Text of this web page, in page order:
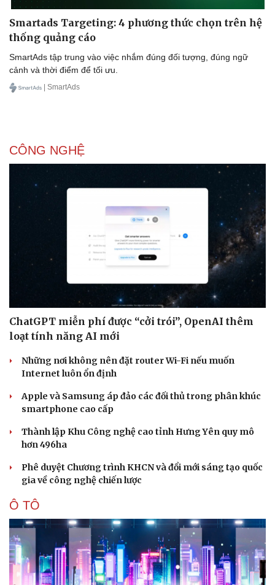
Doanh nghiệp
Doanh nghiệp 24h
Vì cộng đồng
Công nghệ
Tin Công nghệ
Trải nghiệm
Chuyển đổi số
Smartads Targeting: 4 phương thức chọn trên hệ
thống quảng cáo
SmartAds tập trung vào việc nhắm đúng đối tượng, đúng ngữ
cảnh và thời điểm để tối ưu.
| SmartAds
CÔNG NGHỆ
ChatGPT miễn phí được “cởi trói”, OpenAI thêm
loạt tính năng AI mới
Những nơi không nên đặt router Wi-Fi nếu muốn
Internet luôn ổn định
Apple và Samsung áp đảo các đối thủ trong phân khúc
smartphone cao cấp
Thành lập Khu Công nghệ cao tỉnh Hưng Yên quy mô
hơn 496ha
Phê duyệt Chương trình KHCN và đổi mới sáng tạo quốc
gia về công nghệ chiến lược
Ô TÔ